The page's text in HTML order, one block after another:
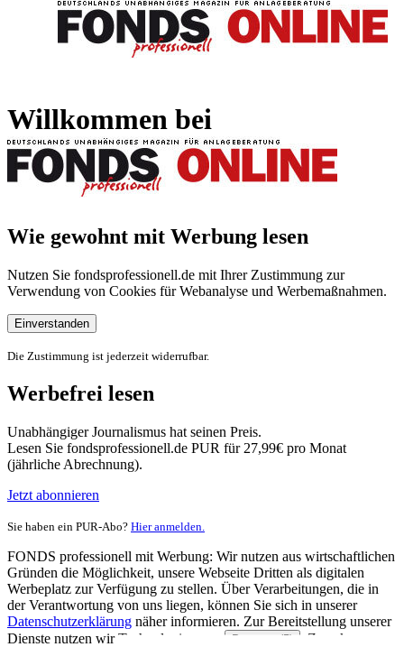
Willkommen bei
Wie gewohnt mit Werbung lesen
Nutzen Sie fondsprofessionell.de mit Ihrer Zustimmung zur
Verwendung von Cookies für Webanalyse und Werbemaßnahmen.
Einverstanden
Die Zustimmung ist jederzeit widerrufbar.
Werbefrei lesen
Unabhängiger Journalismus hat seinen Preis.
Lesen Sie fondsprofessionell.de PUR für 27,99€ pro Monat
(jährliche Abrechnung).
Jetzt abonnieren
Sie haben ein PUR-Abo? Hier anmelden.
FONDS professionell mit Werbung: Wir nutzen aus wirtschaftlichen
Gründen die Möglichkeit, unsere Webseite Dritten als digitalen
Werbeplatz zur Verfügung zu stellen. Über Verarbeitungen, die in
der Verantwortung von uns liegen, können Sie sich in unserer
Datenschutzerklärung näher informieren. Zur Bereitstellung unserer
Dienste nutzen wir Technologien von
Partnern (5)
. Zwecke: